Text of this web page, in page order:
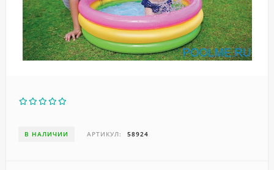
В НАЛИЧИИ АРТИКУЛ: 58924